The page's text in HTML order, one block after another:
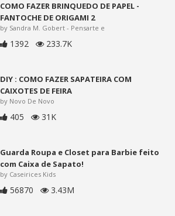
COMO FAZER BRINQUEDO DE PAPEL -
FANTOCHE DE ORIGAMI 2
by Sandra M. Gobert - Pensarte e
1392 233.7K
DIY : COMO FAZER SAPATEIRA COM
CAIXOTES DE FEIRA
by Novo De Novo
405 31K
Guarda Roupa e Closet para Barbie feito
com Caixa de Sapato!
by Caseirices Kids
56870 3.43M